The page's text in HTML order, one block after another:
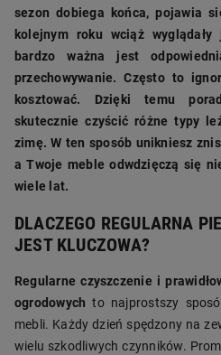
sezon dobiega końca, pojawia
kolejnym roku wciąż
bardzo ważna jest
przechowywanie. Często to
kosztować. Dzięki temu
skutecznie czyścić różne typy
zimę. W ten sposób unikniesz
a Twoje meble odwdzięczą się
wiele lat.
DLACZEGO REGULARNA
JEST KLUCZOWA?
Regularne czyszczenie i
ogrodowych to najprostszy
mebli. Każdy dzień spędzony na
wielu szkodliwych czynników.